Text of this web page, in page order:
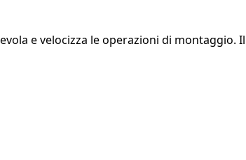
e velocizza le operazioni di montaggio.